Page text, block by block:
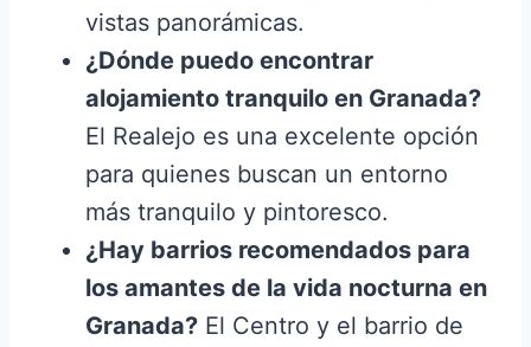
vistas panorámicas.
¿Dónde puedo encontrar
alojamiento tranquilo en Granada?
El Realejo es una excelente opción
para quienes buscan un entorno
más tranquilo y pintoresco.
¿Hay barrios recomendados para
los amantes de la vida nocturna en
Granada? El Centro y el barrio de